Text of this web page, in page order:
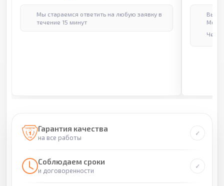
Мы стараемся ответить на любую заявку в
течение 15 минут
Гарантия качества
на все работы
Соблюдаем сроки
и договоренности